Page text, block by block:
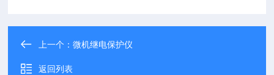
上一个：微机继电保护仪
返回列表